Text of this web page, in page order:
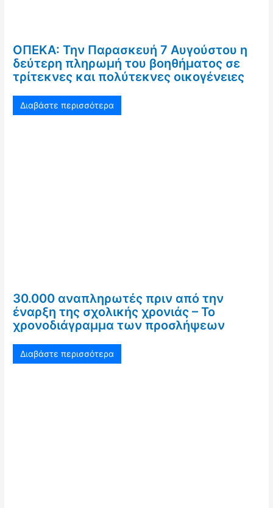
ΟΠΕΚΑ: Την Παρασκευή 7 Αυγούστου η
δεύτερη πληρωμή του βοηθήματος σε
τρίτεκνες και πολύτεκνες οικογένειες
Διαβάστε περισσότερα
30.000 αναπληρωτές πριν από την
έναρξη της σχολικής χρονιάς – Το
χρονοδιάγραμμα των προσλήψεων
Διαβάστε περισσότερα